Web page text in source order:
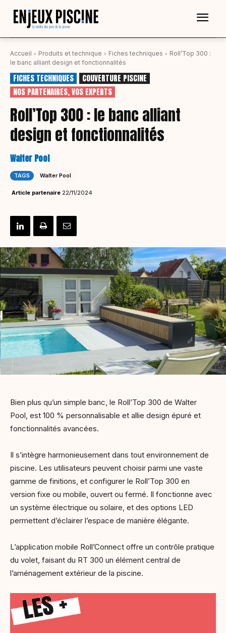
Accueil Produits et technique Fiches techniques
Roll’Top 300 :
le banc alliant design et fonctionnalités
FICHES TECHNIQUES
COUVERTURE PISCINE
NOS PARTENAIRES, VOS EXPERTS
Roll’Top 300 : le banc alliant
design et fonctionnalités
Walter Pool
TAGS Walter Pool
Article partenaire 22/11/2024
Bien plus qu’un simple banc, le Roll’Top 300 de Walter
Pool, est 100 % personnalisable et allie design épuré et
fonctionnalités avancées.
Il s’intègre harmonieusement dans tout environnement de
piscine. Les utilisateurs peuvent choisir parmi une vaste
gamme de finitions, et configurer le Roll’Top 300 en
version fixe ou mobile, ouvert ou fermé. Il fonctionne avec
un système électrique ou solaire, et des options LED
permettent d’éclairer l’espace de manière élégante.
L’application mobile Roll’Connect offre un contrôle pratique
du volet, faisant du RT 300 un élément central de
l’aménagement extérieur de la piscine.